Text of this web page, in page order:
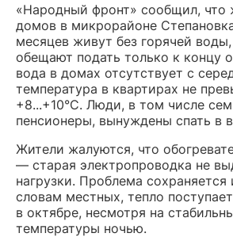
«Народный фронт» сообщил, что
домов в микрорайоне
месяцев живут без горячей
обещают подать только к концу
вода в домах отсутствует с
температура в квартирах не
+8...+10°С. Люди, в том числе
пенсионеры, вынуждены спать в
Жители жалуются, что
— старая электропроводка не
нагрузки. Проблема сохраняется
словам местных, тепло
в октябре, несмотря на
температуры ночью.